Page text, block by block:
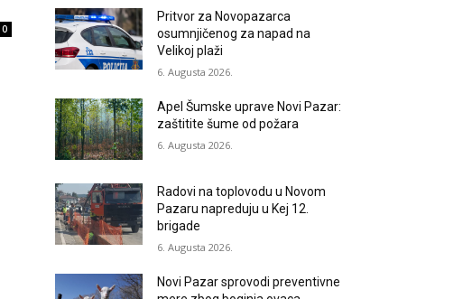
0
Pritvor za Novopazarca
osumnjičenog za napad na
Velikoj plaži
6. Augusta 2026.
Apel Šumske uprave Novi Pazar:
zaštitite šume od požara
6. Augusta 2026.
Radovi na toplovodu u Novom
Pazaru napreduju u Kej 12.
brigade
6. Augusta 2026.
Novi Pazar sprovodi preventivne